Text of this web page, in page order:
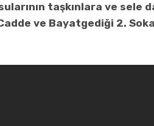
taşkınlara ve sele
ve Bayatgediği 2.